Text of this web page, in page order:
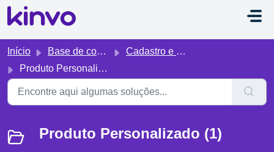
Ir para o conteúdo principal
Início Base de conhecimento
Cadastro e edição manual de ativos
Produto Personalizado
Produto Personalizado (1)